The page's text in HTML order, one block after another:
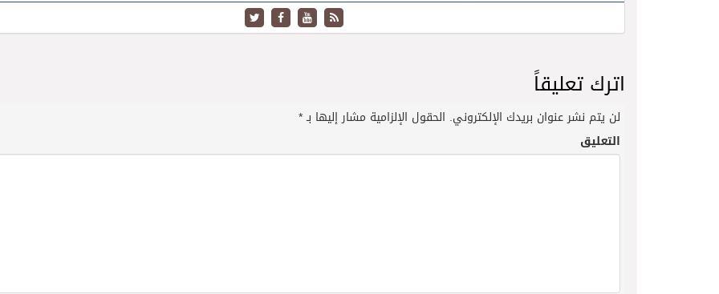
اترك تعليقاً
لن يتم نشر عنوان بريدك الإلكتروني. الحقول الإلزامية مشار إليها بـ*
التعليق